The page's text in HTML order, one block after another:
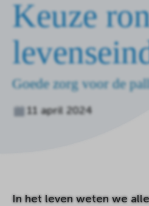
de
homepagina
Keuze
Goede zorg voor de
11 april 2024
In het leven weten we